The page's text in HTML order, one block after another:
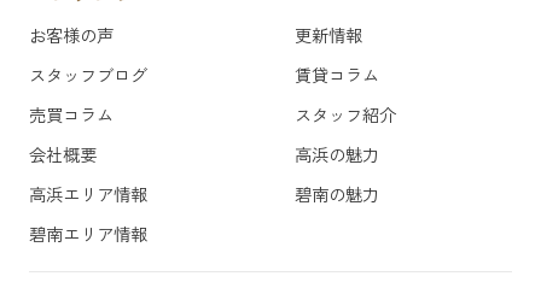
お客様の声
更新情報
スタッフブログ
賃貸コラム
売買コラム
スタッフ紹介
会社概要
高浜の魅力
高浜エリア情報
碧南の魅力
碧南エリア情報